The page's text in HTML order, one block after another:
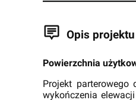
Opis projektu
Powierzchnia
Projekt
wykończenia